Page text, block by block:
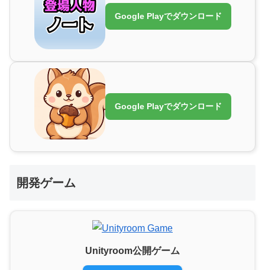
Google Playでダウンロード
Google Playでダウンロード
開発ゲーム
Unityroom公開ゲーム